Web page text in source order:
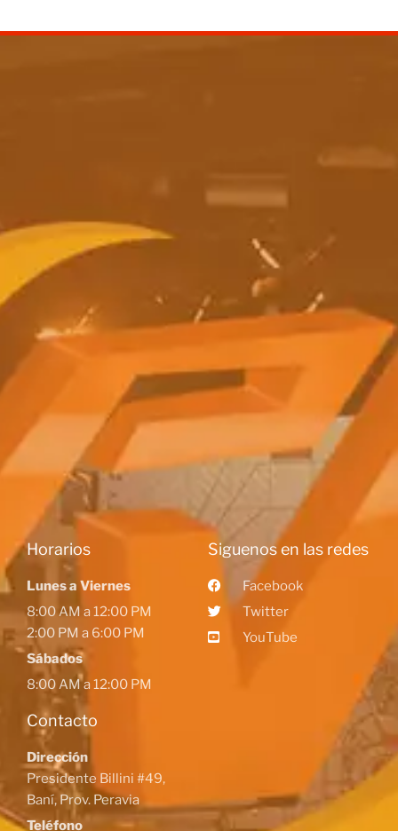
Horarios
Lunes a Viernes
8:00 AM a 12:00 PM
2:00 PM a 6:00 PM
Sábados
8:00 AM a 12:00 PM
Contacto
Dirección
Presidente Billini #49,
Baní, Prov. Peravia
Teléfono
Siguenos en las redes
Facebook
Twitter
YouTube